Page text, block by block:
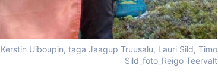
Uiboupin, taga Jaagup Truusalu, Lauri Sild, Timo
Sild_foto_Reigo Teervalt